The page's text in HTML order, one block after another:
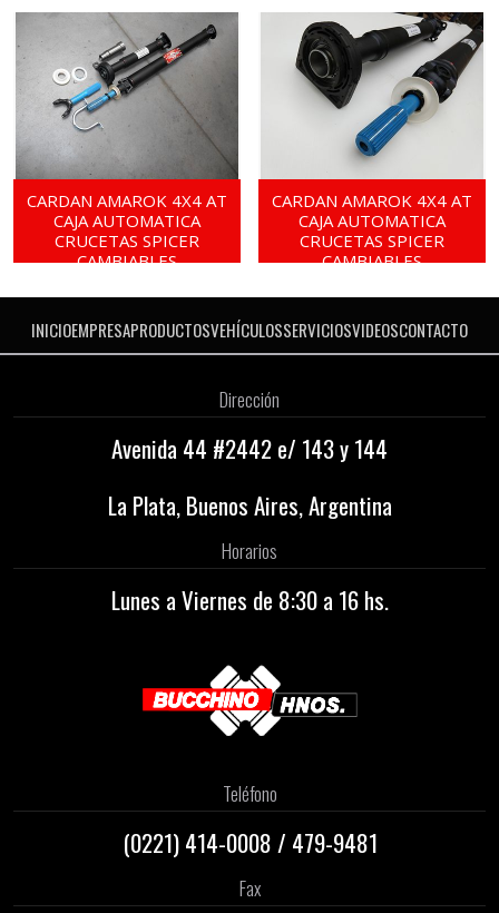
CARDAN AMAROK 4X4 AT
CAJA AUTOMATICA
CRUCETAS SPICER
CAMBIABLES
CARDAN AMAROK 4X4 AT
CAJA AUTOMATICA
CRUCETAS SPICER
CAMBIABLES
INICIOEMPRESAPRODUCTOSVEHÍCULOSSERVICIOSVIDEOSCONTACTO
Dirección
Avenida 44 #2442 e/ 143 y 144
La Plata, Buenos Aires, Argentina
Horarios
Lunes a Viernes de 8:30 a 16 hs.
Teléfono
(0221)414-0008 / 479-9481
Fax